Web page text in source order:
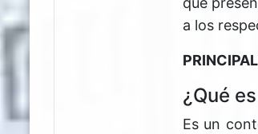
a los
¿Qué
Es un